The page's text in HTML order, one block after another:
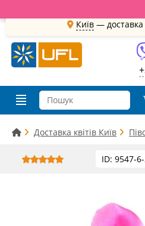
Київ —
Доставка квітів Київ
ID: 9547-